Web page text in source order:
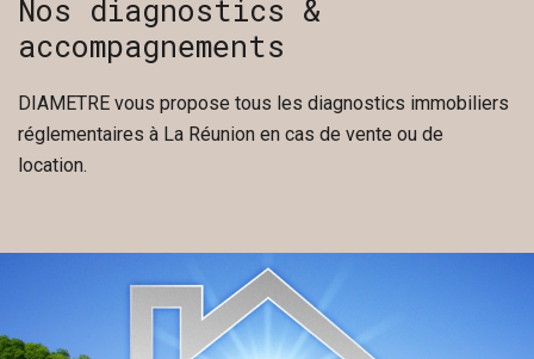
Nos diagnostics &
accompagnements
DIAMETRE vous propose tous les diagnostics immobiliers
réglementaires à La Réunion en cas de vente ou de
location.